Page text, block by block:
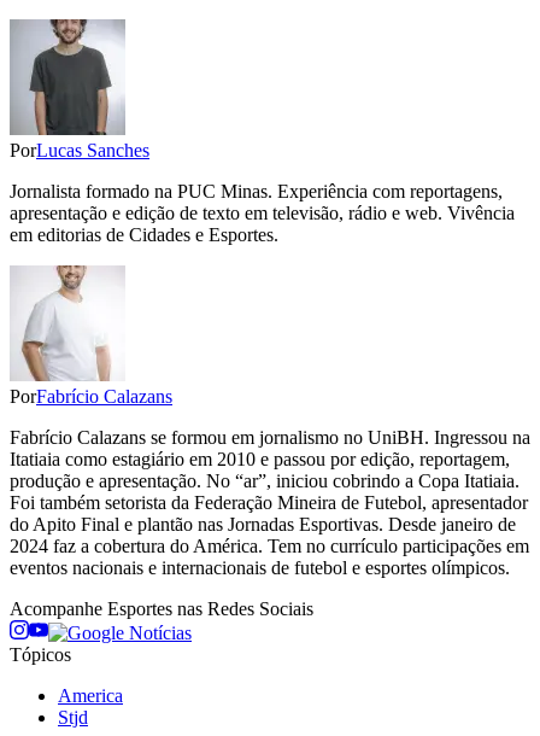
PorLucas Sanches
Jornalista formado na PUC Minas. Experiência com reportagens,
apresentação e edição de texto em televisão, rádio e web. Vivência
em editorias de Cidades e Esportes.
PorFabrício Calazans
Fabrício Calazans se formou em jornalismo no UniBH. Ingressou na
Itatiaia como estagiário em 2010 e passou por edição, reportagem,
produção e apresentação. No “ar”, iniciou cobrindo a Copa Itatiaia.
Foi também setorista da Federação Mineira de Futebol, apresentador
do Apito Final e plantão nas Jornadas Esportivas. Desde janeiro de
2024 faz a cobertura do América. Tem no currículo participações em
eventos nacionais e internacionais de futebol e esportes olímpicos.
Acompanhe Esportes nas Redes Sociais
Tópicos
America
Stjd